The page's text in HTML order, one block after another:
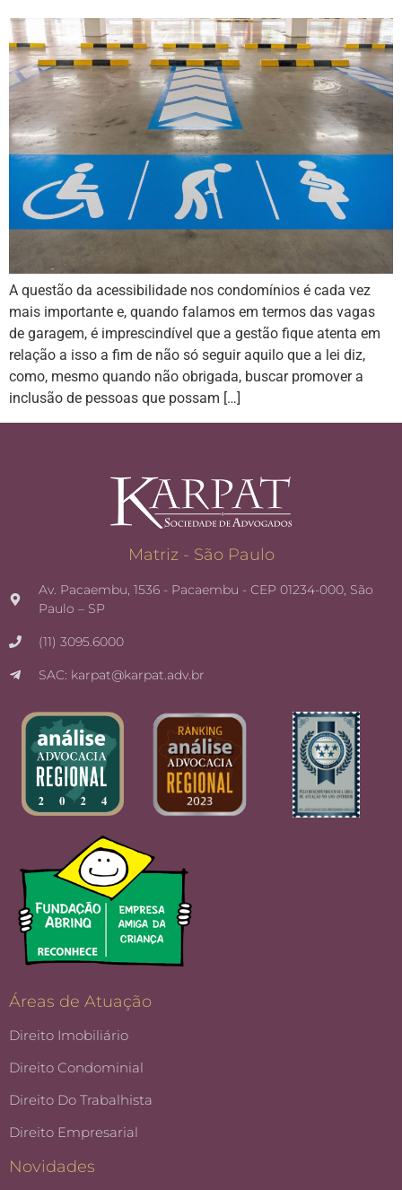
A questão da acessibilidade nos condomínios é cada vez
mais importante e, quando falamos em termos das vagas
de garagem, é imprescindível que a gestão fique atenta em
relação a isso a fim de não só seguir aquilo que a lei diz,
como, mesmo quando não obrigada, buscar promover a
inclusão de pessoas que possam […]
Matriz - São Paulo
Av. Pacaembu, 1536 - Pacaembu - CEP 01234-000, São
Paulo – SP
(11) 3095.6000
SAC: karpat@karpat.adv.br
Áreas de Atuação
Direito Imobiliário
Direito Condominial
Direito Do Trabalhista
Direito Empresarial
Novidades